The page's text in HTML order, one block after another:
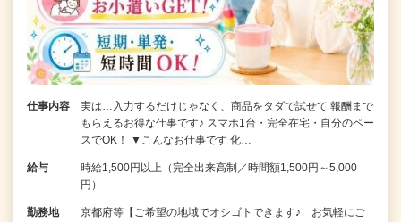
仕事内容
実は…入力するだけじゃなく、商品をタダで試せて 報酬まで
もらえるお得な仕事です♪ スマホ1台・完全在宅・自分のペー
スでOK！ ▼こんなお仕事です 化…
給与
時給1,500円以上（完全出来高制／時間額1,500円～5,000
円）
勤務地
京都府等【ご希望の地域でオシゴトできます♪ お気軽にご